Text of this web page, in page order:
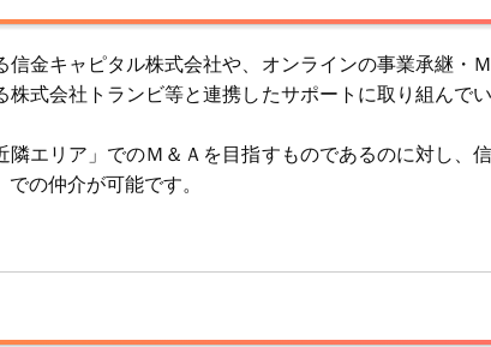
金キャピタル株式会社や、オンラインの事業承継・Ｍ
式会社トランビ等と連携したサポートに取り組んでい
エリア」でのＭ＆Ａを目指すものであるのに対し、信
の仲介が可能です。